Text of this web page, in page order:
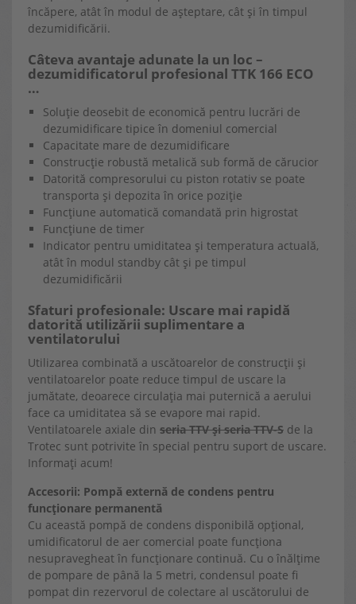
încăpere, atât în ​​modul de așteptare, cât și în timpul
dezumidificării.
Câteva avantaje adunate la un loc –
dezumidificatorul profesional TTK 166 ECO
…
Soluție deosebit de economică pentru lucrări de
dezumidificare tipice în domeniul comercial
Capacitate mare de dezumidificare
Construcție robustă metalică sub formă de cărucior
Datorită compresorului cu piston rotativ se poate
transporta și depozita în orice poziție
Funcțiune automatică comandată prin higrostat
Funcțiune de timer
Indicator pentru umiditatea și temperatura actuală,
atât în modul standby cât și pe timpul
dezumidificării
Sfaturi profesionale: Uscare mai rapidă
datorită utilizării suplimentare a
ventilatorului
Utilizarea combinată a uscătoarelor de construcții și
ventilatoarelor poate reduce timpul de uscare la
jumătate, deoarece circulația mai puternică a aerului
face ca umiditatea să se evapore mai rapid.
Ventilatoarele axiale din seria TTV și seria TTV-S de la
Trotec sunt potrivite în special pentru suport de uscare.
Informați acum!
Accesorii: Pompă externă de condens pentru
funcționare permanentă
Cu această pompă de condens disponibilă opțional,
umidificatorul de aer comercial poate funcționa
nesupravegheat în funcționare continuă. Cu o înălțime
de pompare de până la 5 metri, condensul poate fi
pompat din rezervorul de colectare al uscătorului de